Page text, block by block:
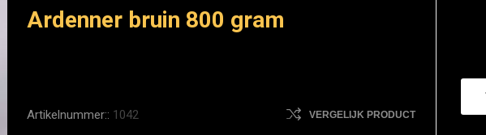
Ardenner bruin 800 gram
VERGELIJK PRODUCT
Artikelnummer:: 1042